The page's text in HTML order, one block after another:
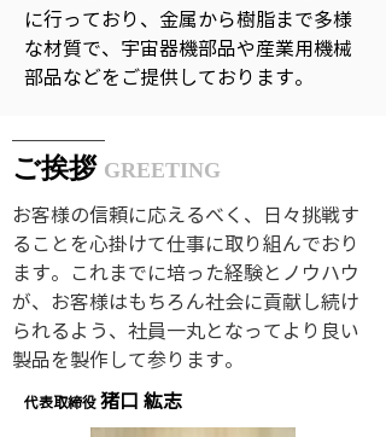
​代表取締役​ 猪口 紘志
ご挨拶 GREETING
お客様の信頼に応えるべく、日々挑戦す
ることを心掛けて仕事に取り組んでおり
ます。これまでに培った経験とノウハウ
が、お客様はもちろん社会に貢献し続け
られるよう、社員一丸となってより良い
製品を製作して参ります。
に行っており、金属から樹脂まで多様
な材質で、宇宙器機部品や産業用機械
部品などをご提供しております。